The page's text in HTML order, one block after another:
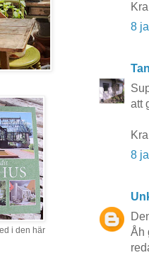
8
att
8
Åh
i den här